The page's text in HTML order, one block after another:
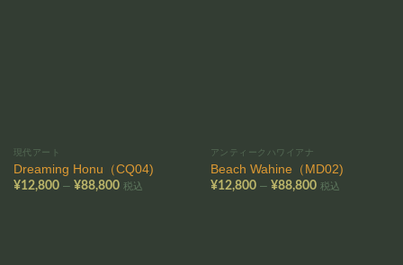
現代アート
Dreaming Honu（CQ04)
¥12,800 – ¥88,800価税込
アンティークハワイアナ
Beach Wahine（MD02)
¥12,800 – ¥88,800価税込